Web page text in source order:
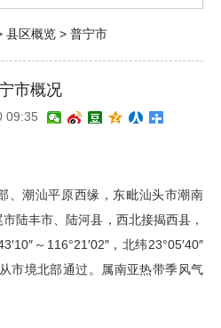
县区概览 > 普宁市
市概况
09:35
潮汕平原西缘，东毗汕头市潮南
陆丰市、陆河县，西北接揭西县，
～116°21′02″，北纬23°05′40″
市境北部通过。属南亚热带季风气